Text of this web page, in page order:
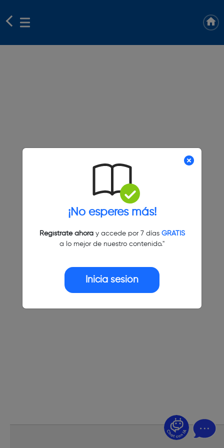
¡No esperes más!
Regístrate ahoray accede por 7 días GRATIS
a lo mejor de nuestro contenido."
Inicia sesión